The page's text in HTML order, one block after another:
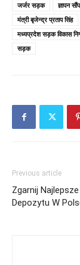
जर्जर सड़क
ज्ञापन
मंत्री बृजेन्द्र प्रताप सिंह
मध्यप्रदेश सड़क विकास
सड़क
Previous article
Zgarnij
Depozytu W